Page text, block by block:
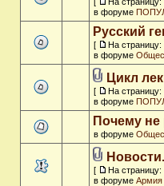
в форуме
Русский
[ На страницу:
в форуме
Цикл
[ На страницу:
в форуме
Почему не
в форуме
Новости.
[ На страницу:
в форуме Армия